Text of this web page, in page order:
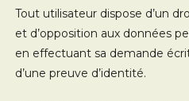
Tout utilisateur dispose d’un
et d’opposition aux données
en effectuant sa demande
d’une preuve d’identité.